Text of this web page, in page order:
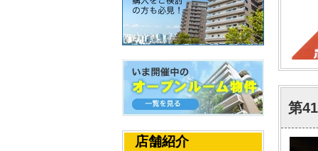
第
店舗紹介